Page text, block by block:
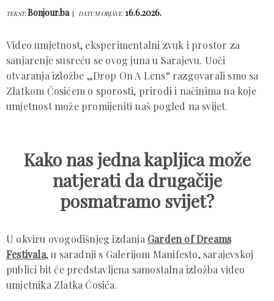
TEKST:Bonjour.ba DATUM OBJAVE: 16.6.2026.
Video umjetnost, eksperimentalni zvuk i prostor za
sanjarenje susreću se ovog juna u Sarajevu. Uoči
otvaranja izložbe „Drop On A Lens“ razgovarali smo sa
Zlatkom Ćosićem o sporosti, prirodi i načinima na koje
umjetnost može promijeniti naš pogled na svijet.
Kako nas jedna kapljica može
natjerati da drugačije
posmatramo svijet?
U okviru ovogodišnjeg izdanja Garden of Dreams
Festivala, u saradnji s Galerijom Manifesto, sarajevskoj
publici bit će predstavljena samostalna izložba video
umjetnika Zlatka Ćosića.